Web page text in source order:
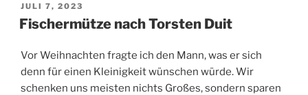
VERÖFFENTLICHT
AM
JULI 7, 2023
Fischermütze nach Torsten Duit
Vor Weihnachten fragte ich den Mann, was er sich
denn für einen Kleinigkeit wünschen würde. Wir
schenken uns meisten nichts Großes, sondern sparen